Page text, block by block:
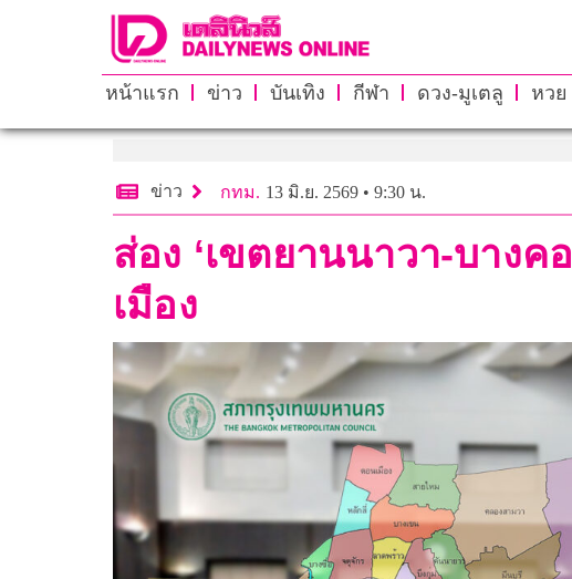
หน้าแรก ข่าว บันเทิง กีฬา ดวง-มูเตลู หวย
ข่าว กทม. 13 มิ.ย. 2569 • 9:30 น.
ส่อง ‘เขตยานนาวา-บาง
เมือง